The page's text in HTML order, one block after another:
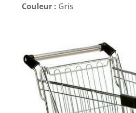
Couleur : Gris